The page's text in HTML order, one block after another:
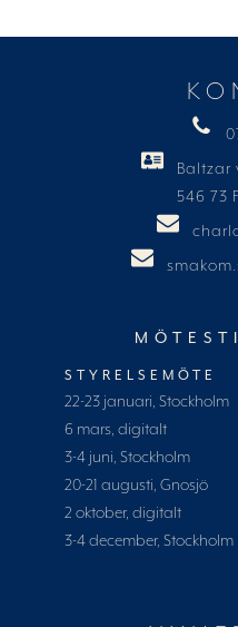
Baltzar
546 73
STYRELSEMÖTE
22-23 januari, Stockholm
6 mars, digitalt
3-4 juni, Stockholm
20-21 augusti, Gnosjö
2 oktober, digitalt
3-4 december, Stockholm